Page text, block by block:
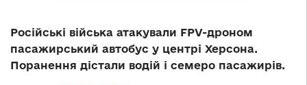
Російські війська атакували FPV-дроном
пасажирський автобус у центрі Херсона.
Поранення дістали водій і семеро пасажирів.